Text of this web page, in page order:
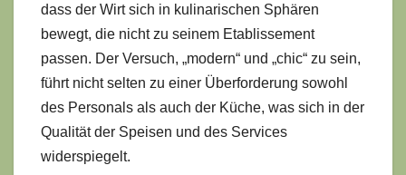
dass der Wirt sich in kulinarischen Sphären
bewegt, die nicht zu seinem Etablissement
passen. Der Versuch, „modern“ und „chic“ zu sein,
führt nicht selten zu einer Überforderung sowohl
des Personals als auch der Küche, was sich in der
Qualität der Speisen und des Services
widerspiegelt.